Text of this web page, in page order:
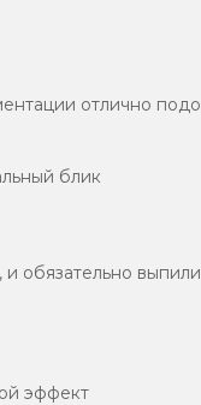
отлично
блик
обязательно
эффект